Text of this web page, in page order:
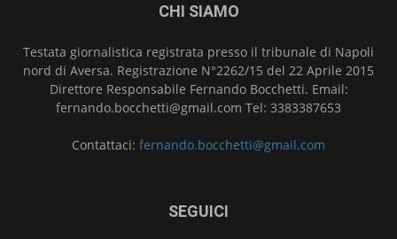
CHI SIAMO
Testata giornalistica registrata presso il tribunale di Napoli
nord di Aversa. Registrazione N°2262/15 del 22 Aprile 2015
Direttore Responsabile Fernando Bocchetti. Email:
fernando.bocchetti@gmail.com Tel: 3383387653
Contattaci: fernando.bocchetti@gmail.com
SEGUICI